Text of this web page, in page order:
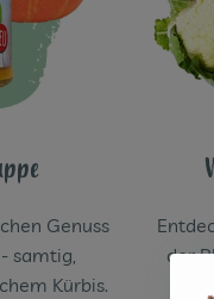
Genuss
samtig,
Kürbis.
der